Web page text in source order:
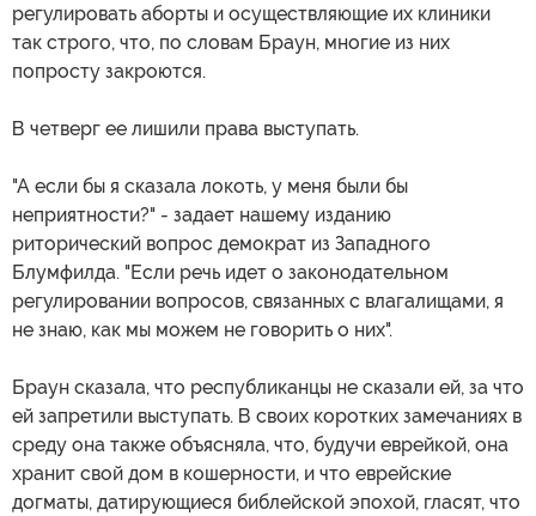
регулировать аборты и осуществляющие их клиники
так строго, что, по словам Браун, многие из них
попросту закроются.
В четверг ее лишили права выступать.
"А если бы я сказала локоть, у меня были бы
неприятности?" - задает нашему изданию
риторический вопрос демократ из Западного
Блумфилда. "Если речь идет о законодательном
регулировании вопросов, связанных с влагалищами, я
не знаю, как мы можем не говорить о них".
Браун сказала, что республиканцы не сказали ей, за что
ей запретили выступать. В своих коротких замечаниях в
среду она также объясняла, что, будучи еврейкой, она
хранит свой дом в кошерности, и что еврейские
догматы, датирующиеся библейской эпохой, гласят, что